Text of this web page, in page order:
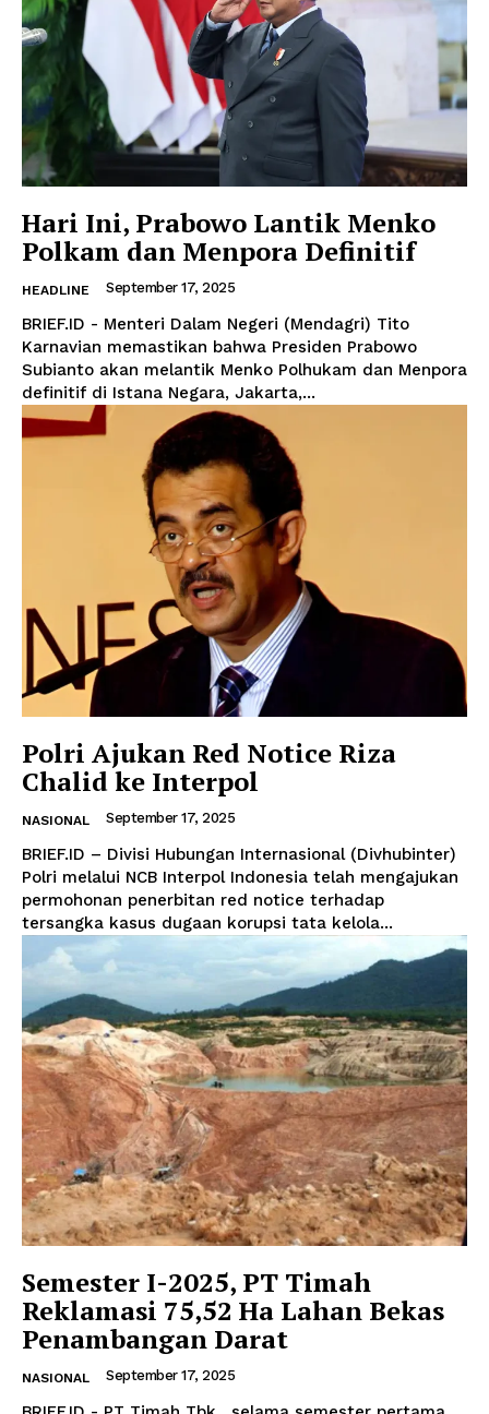
Hari Ini, Prabowo Lantik Menko
Polkam dan Menpora Definitif
HEADLINE September 17, 2025
BRIEF.ID - Menteri Dalam Negeri (Mendagri) Tito
Karnavian memastikan bahwa Presiden Prabowo
Subianto akan melantik Menko Polhukam dan Menpora
definitif di Istana Negara, Jakarta,...
Polri Ajukan Red Notice Riza
Chalid ke Interpol
NASIONAL September 17, 2025
BRIEF.ID – Divisi Hubungan Internasional (Divhubinter)
Polri melalui NCB Interpol Indonesia telah mengajukan
permohonan penerbitan red notice terhadap
tersangka kasus dugaan korupsi tata kelola...
Semester I-2025, PT Timah
Reklamasi 75,52 Ha Lahan Bekas
Penambangan Darat
NASIONAL September 17, 2025